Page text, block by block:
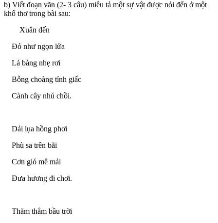
b) Viết đoạn văn (2- 3 câu) miêu tả một sự vật được nói đến ở một
khổ thơ trong bài sau:
Xuân đến
Đỏ như ngọn lửa
Lá bàng nhẹ rơi
Bỗng choàng tỉnh giấc
Cành cây nhú chồi.
Dải lụa hồng phơi
Phù sa trên bãi
Cơn gió mê mải
Đưa hương đi chơi.
Thăm thẳm bầu trời